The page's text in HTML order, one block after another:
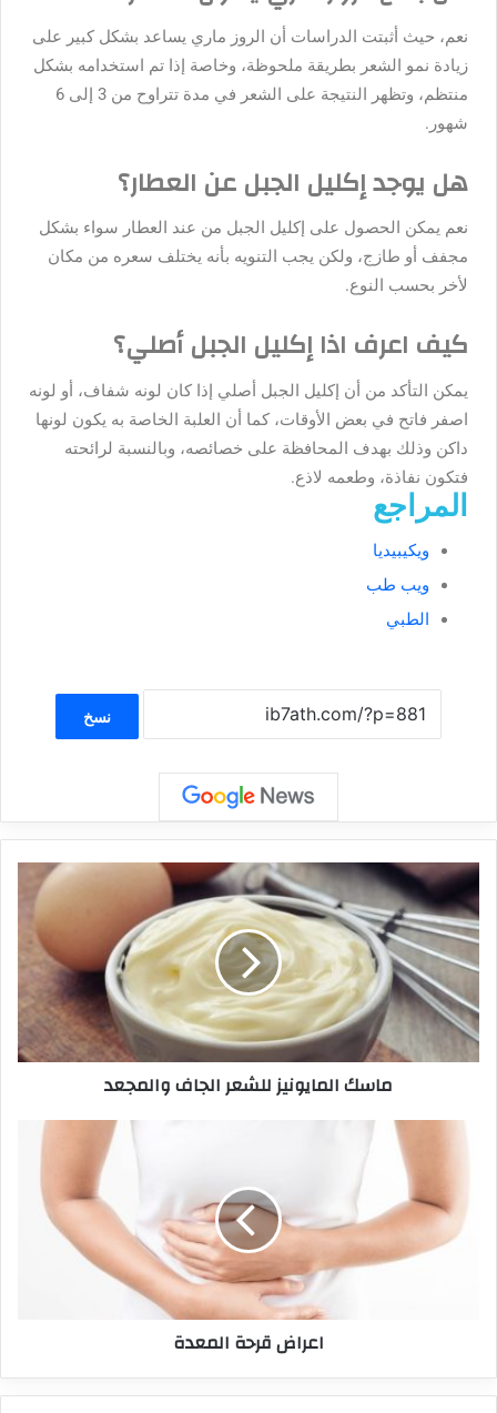
نعم، حيث أثبتت الدراسات أن الروز ماري يساعد بشكل كبير على
زيادة نمو الشعر بطريقة ملحوظة، وخاصة إذا تم استخدامه بشكل
منتظم، وتظهر النتيجة على الشعر في مدة تتراوح من 3 إلى 6
شهور.
هل يوجد إكليل الجبل عن العطار؟
نعم يمكن الحصول على إكليل الجبل من عند العطار سواء بشكل
مجفف أو طازج، ولكن يجب التنويه بأنه يختلف سعره من مكان
لأخر بحسب النوع.
كيف اعرف اذا إكليل الجبل أصلي؟
يمكن التأكد من أن إكليل الجبل أصلي إذا كان لونه شفاف، أو لونه
اصفر فاتح في بعض الأوقات، كما أن العلبة الخاصة به يكون لونها
داكن وذلك بهدف المحافظة على خصائصه، وبالنسبة لرائحته
فتكون نفاذة، وطعمه لاذع.
المراجع
ويكيبيديا
ويب طب
الطبي
نسخ
ماسك المايونيز للشعر الجاف والمجعد
اعراض قرحة المعدة